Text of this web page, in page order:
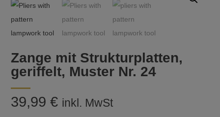
Zange mit Strukturplatten,
geriffelt, Muster Nr. 24
39,99€ inkl. MwSt